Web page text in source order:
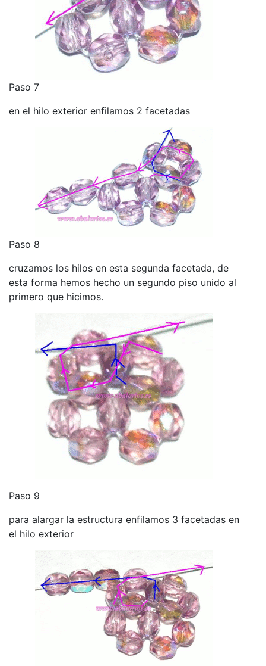
Paso 7
en el hilo exterior enfilamos 2 facetadas
Paso 8
cruzamos los hilos en esta segunda facetada, de
esta forma hemos hecho un segundo piso unido al
primero que hicimos.
Paso 9
para alargar la estructura enfilamos 3 facetadas en
el hilo exterior